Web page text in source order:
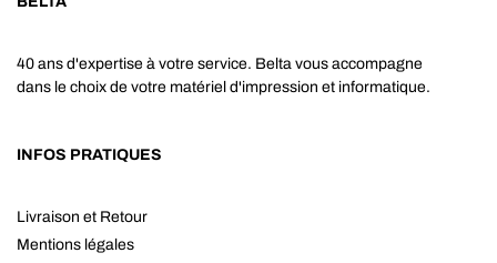
40 ans d'expertise à votre service. Belta vous accompagne
dans le choix de votre matériel d'impression et informatique.
INFOS PRATIQUES
Livraison et Retour
Mentions légales